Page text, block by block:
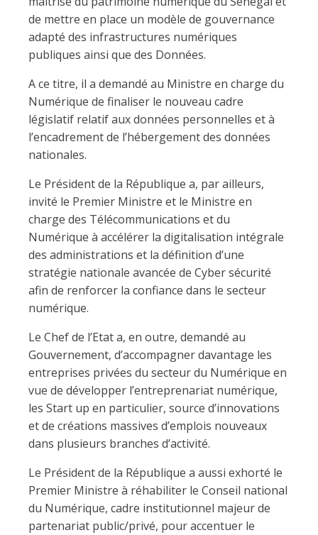
de mettre en place un modèle de gouvernance
adapté des infrastructures numériques
publiques ainsi que des Données.
A ce titre, il a demandé au Ministre en charge du
Numérique de finaliser le nouveau cadre
législatif relatif aux données personnelles et à
l’encadrement de l’hébergement des données
nationales.
Le Président de la République a, par ailleurs,
invité le Premier Ministre et le Ministre en
charge des Télécommunications et du
Numérique à accélérer la digitalisation intégrale
des administrations et la définition d’une
stratégie nationale avancée de Cyber sécurité
afin de renforcer la confiance dans le secteur
numérique.
Le Chef de l’Etat a, en outre, demandé au
Gouvernement, d’accompagner davantage les
entreprises privées du secteur du Numérique en
vue de développer l’entreprenariat numérique,
les Start up en particulier, source d’innovations
et de créations massives d’emplois nouveaux
dans plusieurs branches d’activité.
Le Président de la République a aussi exhorté le
Premier Ministre à réhabiliter le Conseil national
du Numérique, cadre institutionnel majeur de
partenariat public/privé, pour accentuer le